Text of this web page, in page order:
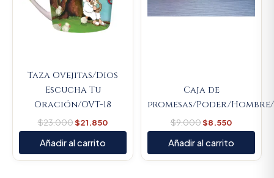
Taza Ovejitas/Dios
Escucha Tu
Oración/OVT-18
$23.000$21.850
Añadir al carrito
Caja de
promesas/Poder/
$9.000$8.550
Añadir al carrito